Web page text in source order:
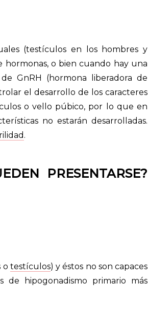
(testículos en los hombres y
hormonas, o bien cuando hay una
GnRH (hormona liberadora de
el desarrollo de los caracteres
o vello púbico, por lo que en
no estarán desarrolladas.
.
PRESENTARSE?
o testículos) y éstos no son capaces
de hipogonadismo primario más